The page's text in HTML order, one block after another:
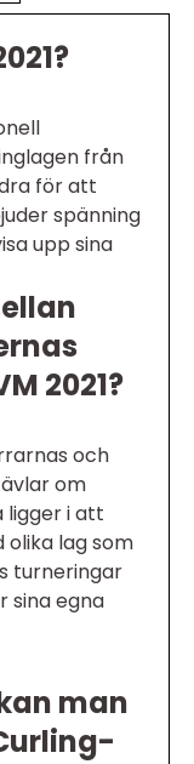
från
för att
spänning
upp sina
2021?
och
om
ligger i att
lag som
turneringar
sina egna
man